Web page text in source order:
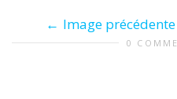
Image précédente
0